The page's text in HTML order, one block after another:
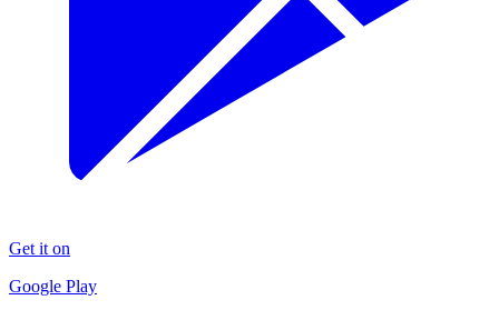
Get it on
Google Play